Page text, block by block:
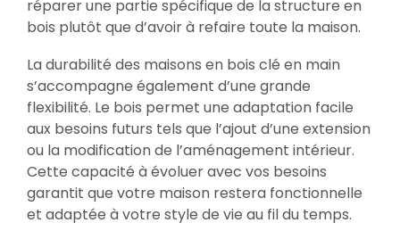
réparer une partie spécifique de la structure en
bois plutôt que d’avoir à refaire toute la maison.
La durabilité des maisons en bois clé en main
s’accompagne également d’une grande
flexibilité. Le bois permet une adaptation facile
aux besoins futurs tels que l’ajout d’une extension
ou la modification de l’aménagement intérieur.
Cette capacité à évoluer avec vos besoins
garantit que votre maison restera fonctionnelle
et adaptée à votre style de vie au fil du temps.